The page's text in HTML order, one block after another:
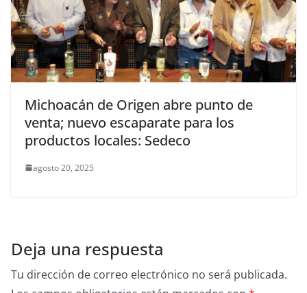
Michoacán de Origen abre punto de
venta; nuevo escaparate para los
productos locales: Sedeco
agosto 20, 2025
Deja una respuesta
Tu dirección de correo electrónico no será publicada.